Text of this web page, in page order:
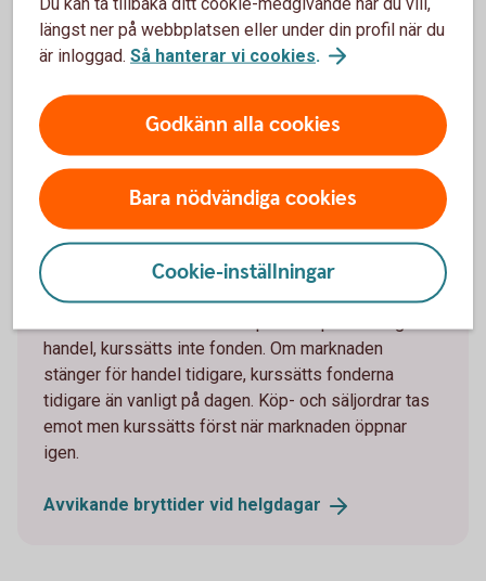
och fondbolag. Bryttiden för varje fond ser du under
rubriken handelsinfo när du klickar på en fond i fondlistan.
Likviddag och bryttidfonder
Begränsad kurssättning vid
helgdagar
handel, kurssätts inte fonden. Om marknaden
stänger för handel tidigare, kurssätts fonderna
tidigare än vanligt på dagen. Köp- och säljordrar tas
emot men kurssätts först när marknaden öppnar
igen.
Avvikande bryttider vid helgdagar
längst ner på webbplatsen eller under din profil när du
är inloggad. Så hanterar vi cookies.
Godkänn alla cookies
Bara nödvändiga cookies
Cookie-inställningar